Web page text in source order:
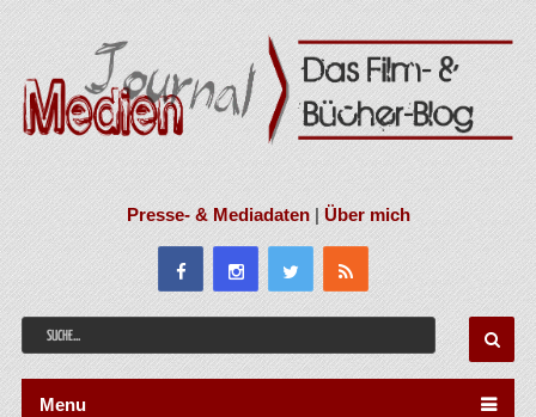
Presse- & Mediadaten|Über mich
Menu